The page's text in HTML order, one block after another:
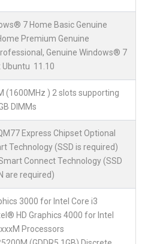
7 Home Basic Genuine
Premium Genuine
Genuine Windows® 7
Ubuntu 11.10
(1600MHz ) 2 slots supporting
DIMMs
Express Chipset Optional
Technology (SSD is required)
Connect Technology (SSD
are required)
3000 for Intel Core i3
HD Graphics 4000 for Intel
Processors